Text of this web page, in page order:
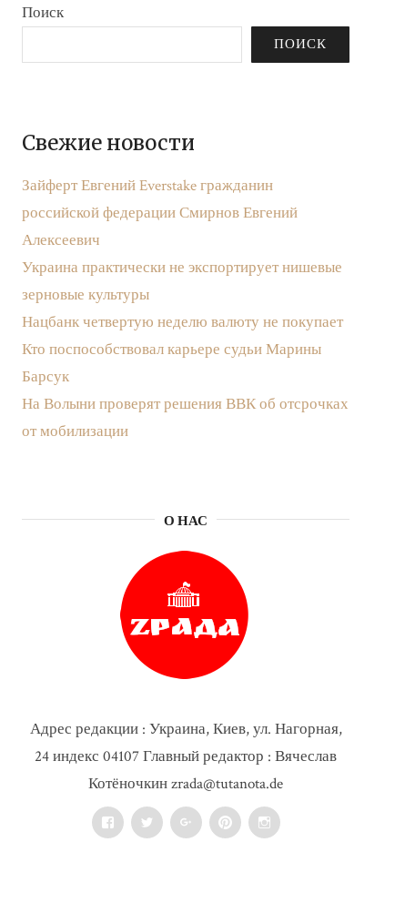
Поиск
ПОИСК
Свежие новости
Зайферт Евгений Everstake гражданин
российской федерации Смирнов Евгений
Алексеевич
Украина практически не экспортирует нишевые
зерновые культуры
Нацбанк четвертую неделю валюту не покупает
Кто поспособствовал карьере судьи Марины
Барсук
На Волыни проверят решения ВВК об отсрочках
от мобилизации
О НАС
Адрес редакции : Украина, Киев, ул. Нагорная,
24 индекс 04107 Главный редактор : Вячеслав
Котёночкин zrada@tutanota.de
FacebookTwitter Google+PinterestInstagram